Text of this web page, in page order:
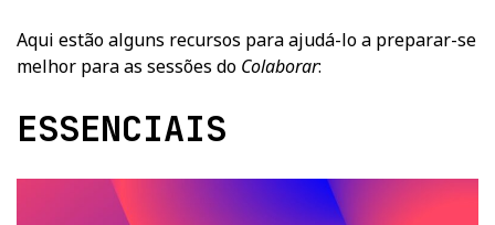
Aqui estão alguns recursos para ajudá-lo a preparar-se
melhor para as sessões do Colaborar:
ESSENCIAIS